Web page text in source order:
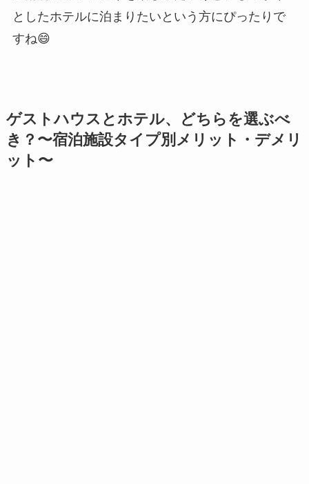
としたホテルに泊まりたいという方にぴったりで
すね😄
ゲストハウスとホテル、どちらを選ぶべ
き？〜宿泊施設タイプ別メリット・デメリ
ット〜